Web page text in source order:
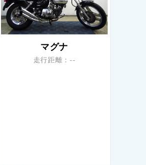
マグナ
走行距離：--